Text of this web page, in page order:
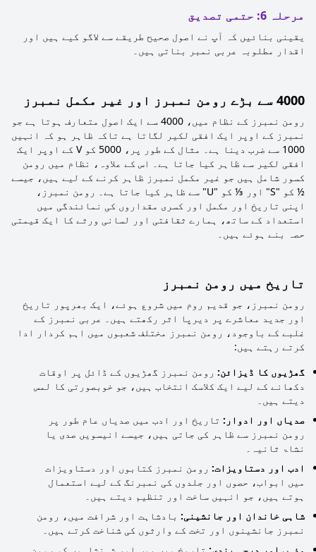
مرحلہ 6: حتمی تصدیق
یقینی بنائیں کہ آپ نے اصول صحیح طریقے سے لاگو کیے ہیں اور
اقدار مطلوبہ عربی نمبر بناتی ہیں۔
4000 سے بڑے رومن نمبرز اور غیر مکمل نمبرز
رومن نمبرز کے نظام میں، 4000 سے ایک اصول متعارف ہوتا ہے جو
نمبرز کے اوپر ایک افقی لکیر لگاتا ہے تاکہ ظاہر ہو کہ انہیں
1000 سے ضرب دینا ہے۔ مثال کے طور پر، 5000 کو V کے اوپر ایک
افقی لکیر سے ظاہر کیا جاتا ہے۔ اس کے علاوہ، نظام میں رومن
کسور شامل ہیں جو غیر مکمل نمبرز ظاہر کرنے کے لیے ہیں، جیسے
½ کو "S" اور ⅓ کو "U" سے ظاہر کیا جاتا ہے۔ رومن نمبرز،
اپنی تاریخ اور مکمل اور کسری مقداروں کی نمائندگی میں
استعداد کے ساتھ، ہمارے ثقافتی اور لسانی ورثے کا ایک قیمتی
حصہ بنے ہوئے ہیں۔
تاریخ میں رومن نمبرز
رومن نمبرز، جو قدیم روم میں شروع ہوئے، ایک بھرپور تاریخ
اور جدید معاشرے پر دیرپا اثر رکھتے ہیں۔ عربی نمبرز کے
غلبے کے باوجود، رومن نمبرز مختلف شعبوں میں اہم کردار ادا
کرتے رہتے ہیں:
گھڑیوں کا ڈیزائن: رومن نمبرز گھڑیوں کے ڈائل پر اوقات
دکھانے کے لیے ایک کلاسک انتخاب ہیں، جو خوبصورتی کا لمس
دیتے ہیں۔
صدیاں اور ادوار: تاریخ اور ادب میں صدیاں عام طور پر
رومن نمبرز سے ظاہر کی جاتی ہیں، جیسے انیسویں صدی یا
نشاۃ ثانیہ۔
ادب اور دستاویزات: رومن نمبرز کتابوں اور دستاویزات
میں ابواب، حصوں اور جلدوں کی نمبرنگ کے لیے استعمال
ہوتے ہیں، جو انہیں ساخت اور تنظیم دیتے ہیں۔
شاہی خاندان اور جانشینی: بادشاہت اور شرافت میں، رومن
نمبرز جانشینوں اور تخت کے وارثوں کی شناخت کرتے ہیں۔